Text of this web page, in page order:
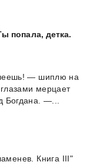
попала, детка.
— шиплю на
глазами мерцает
Богдана. —...
Книга III"